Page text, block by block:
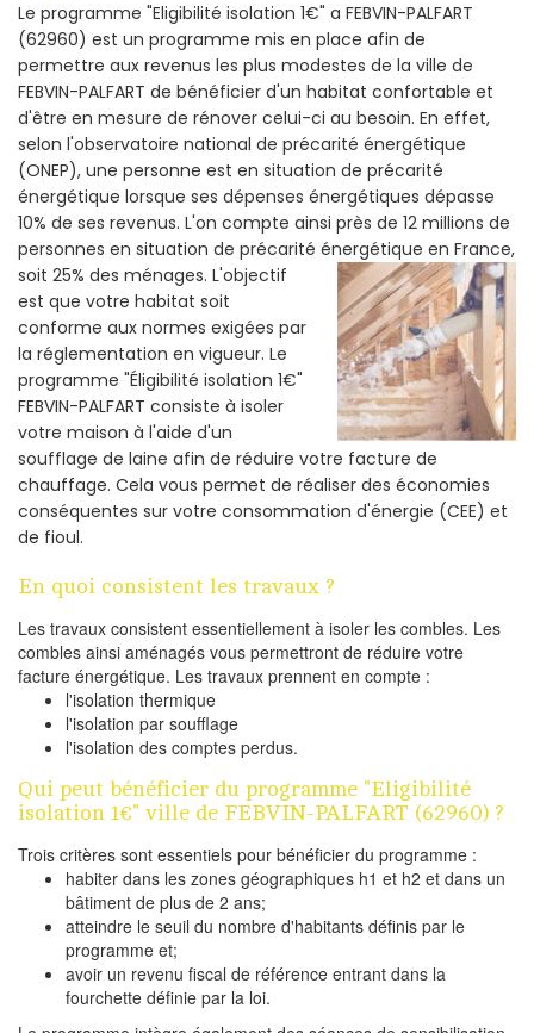
Le programme "Eligibilité isolation 1€" a FEBVIN-PALFART
(62960) est un programme mis en place afin de
permettre aux revenus les plus modestes de la ville de
FEBVIN-PALFART de bénéficier d'un habitat confortable et
d'être en mesure de rénover celui-ci au besoin. En effet,
selon l'observatoire national de précarité énergétique
(ONEP), une personne est en situation de précarité
énergétique lorsque ses dépenses énergétiques dépasse
10% de ses revenus. L'on compte ainsi près de 12 millions de
personnes en situation de précarité énergétique en France,
soit 25% des ménages. L'objectif
est que votre habitat soit
conforme aux normes exigées par
la réglementation en vigueur. Le
programme "Éligibilité isolation 1€"
FEBVIN-PALFART consiste à isoler
votre maison à l'aide d'un
soufflage de laine afin de réduire votre facture de
chauffage. Cela vous permet de réaliser des économies
conséquentes sur votre consommation d'énergie (CEE) et
de fioul.
En quoi consistent les travaux ?
Les travaux consistent essentiellement à isoler les combles. Les
combles ainsi aménagés vous permettront de réduire votre
facture énergétique. Les travaux prennent en compte :
l'isolation thermique
l'isolation par soufflage
l'isolation des comptes perdus.
Qui peut bénéficier du programme "Eligibilité
isolation 1€" ville de FEBVIN-PALFART (62960) ?
Trois critères sont essentiels pour bénéficier du programme :
habiter dans les zones géographiques h1 et h2 et dans un
bâtiment de plus de 2 ans;
atteindre le seuil du nombre d'habitants définis par le
programme et;
avoir un revenu fiscal de référence entrant dans la
fourchette définie par la loi.